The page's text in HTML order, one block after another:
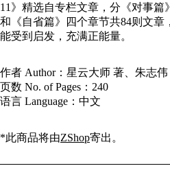
11》精选自专栏文章，分《对事篇
和《自省篇》四个章节共84则文
能受到启发，充满正能量。
作者 Author： 星云大师 著、朱志伟
页数 No. of Pages：240
语言 Language：中文
*此商品将由ZShop寄出。